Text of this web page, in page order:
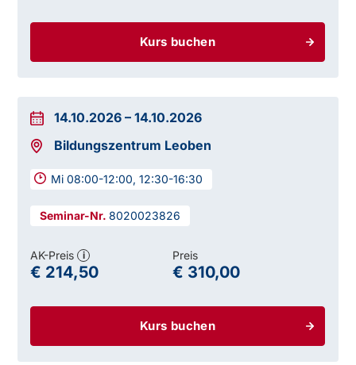
Kurs buchen
14.10.2026 –14.10.2026
Bildungszentrum Leoben
Mi 08:00-12:00, 12:30-16:30
8020023826
Kurs buchen
AK-Preis i
€ 214,50
Preis
€ 310,00